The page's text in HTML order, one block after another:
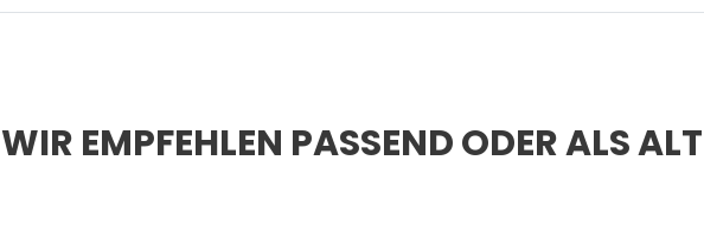
WIR EMPFEHLEN PASSEND ODER ALS